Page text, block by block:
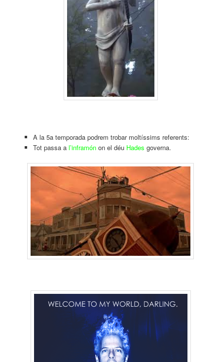
A la 5a temporada podrem trobar moltíssims referents:
Tot passa al’inframónon el déu Hades governa.